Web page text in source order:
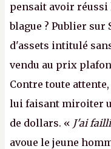
pensait avoir réussi
blague ? Publier sur
d'assets intitulé
vendu au prix
Contre toute
lui faisant miroiter
de dollars. « J'ai
avoue le jeune